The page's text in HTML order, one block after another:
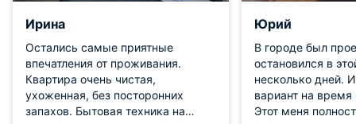
Ирина
Остались самые приятные
впечатления от проживания.
Квартира очень чистая,
ухоженная, без посторонних
запахов. Бытовая техника на
Юрий
В городе был
остановился в
несколько дней.
вариант на
Этот меня